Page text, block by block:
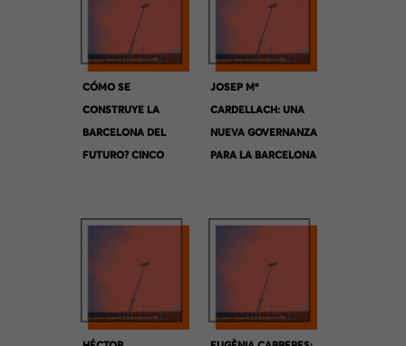
CÓMO SE
CONSTRUYE LA
BARCELONA DEL
FUTURO? CINCO
JOSEP Mª
CARDELLACH: UNA
NUEVA GOVERNANZA
PARA LA BARCELONA